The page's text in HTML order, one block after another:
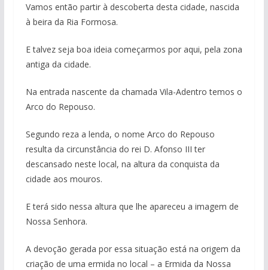
Vamos então partir à descoberta desta cidade, nascida
à beira da Ria Formosa.
E talvez seja boa ideia começarmos por aqui, pela zona
antiga da cidade.
Na entrada nascente da chamada Vila-Adentro temos o
Arco do Repouso.
Segundo reza a lenda, o nome Arco do Repouso
resulta da circunstância do rei D. Afonso III ter
descansado neste local, na altura da conquista da
cidade aos mouros.
E terá sido nessa altura que lhe apareceu a imagem de
Nossa Senhora.
A devoção gerada por essa situação está na origem da
criação de uma ermida no local – a Ermida da Nossa